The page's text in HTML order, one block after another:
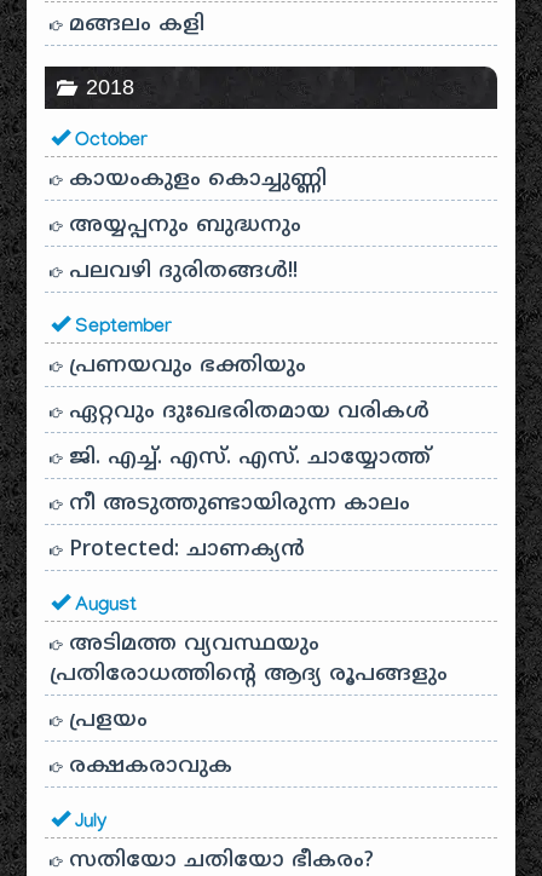
മങ്ങലം കളി
2018
October
കായം‌കുളം കൊച്ചുണ്ണി
അയ്യപ്പനും ബുദ്ധനും
പലവഴി ദുരിതങ്ങൾ!!
September
പ്രണയവും ഭക്തിയും
ഏറ്റവും ദുഃഖഭരിതമായ വരികൾ
ജി. എച്ച്. എസ്. എസ്. ചായ്യോത്ത്
നീ അടുത്തുണ്ടായിരുന്ന കാലം
Protected: ചാണക്യന്‍
August
അടിമത്ത വ്യവസ്ഥയും
പ്രതിരോധത്തിന്റെ ആദ്യ രൂപങ്ങളും
പ്രളയം
രക്ഷകരാവുക
July
സതിയോ ചതിയോ ഭീകരം?